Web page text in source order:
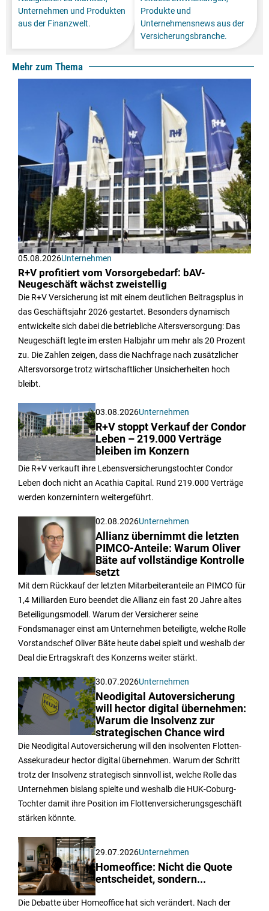
Unternehmen und Produkten
aus der Finanzwelt.
Produkte und
Unternehmensnews aus der
Versicherungsbranche.
Mehr zum Thema
05.08.2026Unternehmen
R+V profitiert vom Vorsorgebedarf: bAV-
Neugeschäft wächst zweistellig
Die R+V Versicherung ist mit einem deutlichen Beitragsplus in
das Geschäftsjahr 2026 gestartet. Besonders dynamisch
entwickelte sich dabei die betriebliche Altersversorgung: Das
Neugeschäft legte im ersten Halbjahr um mehr als 20 Prozent
zu. Die Zahlen zeigen, dass die Nachfrage nach zusätzlicher
Altersvorsorge trotz wirtschaftlicher Unsicherheiten hoch
bleibt.
03.08.2026Unternehmen
R+V stoppt Verkauf der Condor
Leben – 219.000 Verträge
bleiben im Konzern
Die R+V verkauft ihre Lebensversicherungstochter Condor
Leben doch nicht an Acathia Capital. Rund 219.000 Verträge
werden konzernintern weitergeführt.
02.08.2026Unternehmen
Allianz übernimmt die letzten
PIMCO-Anteile: Warum Oliver
Bäte auf vollständige Kontrolle
setzt
Mit dem Rückkauf der letzten Mitarbeiteranteile an PIMCO für
1,4 Milliarden Euro beendet die Allianz ein fast 20 Jahre altes
Beteiligungsmodell. Warum der Versicherer seine
Fondsmanager einst am Unternehmen beteiligte, welche Rolle
Vorstandschef Oliver Bäte heute dabei spielt und weshalb der
Deal die Ertragskraft des Konzerns weiter stärkt.
30.07.2026Unternehmen
Neodigital Autoversicherung
will hector digital übernehmen:
Warum die Insolvenz zur
strategischen Chance wird
Die Neodigital Autoversicherung will den insolventen Flotten-
Assekuradeur hector digital übernehmen. Warum der Schritt
trotz der Insolvenz strategisch sinnvoll ist, welche Rolle das
Unternehmen bislang spielte und weshalb die HUK-Coburg-
Tochter damit ihre Position im Flottenversicherungsgeschäft
stärken könnte.
29.07.2026Unternehmen
Homeoffice: Nicht die Quote
entscheidet, sondern...
Die Debatte über Homeoffice hat sich verändert. Nach der